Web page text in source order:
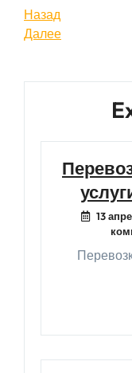
по
записям
Предыдущая
запись
Назад
Следующая
Далее
13